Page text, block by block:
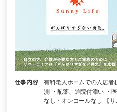
仕事内容
有料老人ホームでの入居者
測 ・配薬、通院付添い ・
なし・オンコールなし 【